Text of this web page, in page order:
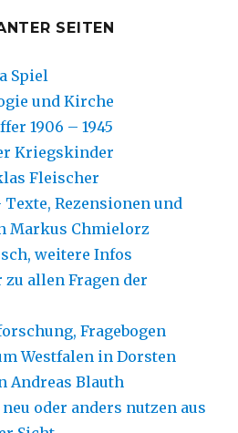
SEITEN
Spiel
und Kirche
1906 – 1945
Kriegskinder
Fleischer
Rezensionen und
Markus Chmielorz
weitere Infos
allen Fragen der
Fragebogen
Westfalen in Dorsten
Andreas Blauth
oder anders nutzen aus